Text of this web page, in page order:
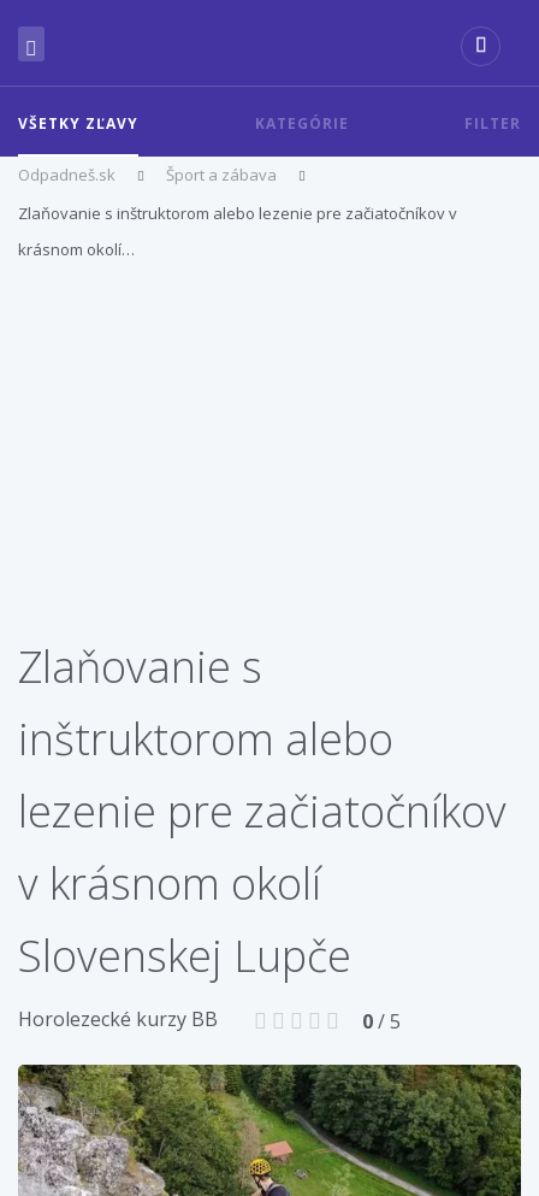
VŠETKY ZĽAVY KATEGÓRIE FILTER
Odpadneš.sk
Šport a zábava
Zlaňovanie s inštruktorom alebo lezenie pre začiatočníkov v
krásnom okolí…
Zlaňovanie s
inštruktorom alebo
lezenie pre začiatočníkov
v krásnom okolí
Slovenskej Lupče
Horolezecké kurzy BB 0/ 5